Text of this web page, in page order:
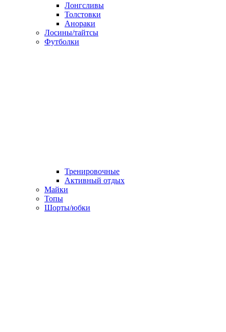
Лонгсливы
Толстовки
Анораки
Лосины/тайтсы
Футболки
Тренировочные
Активный отдых
Майки
Топы
Шорты/юбки